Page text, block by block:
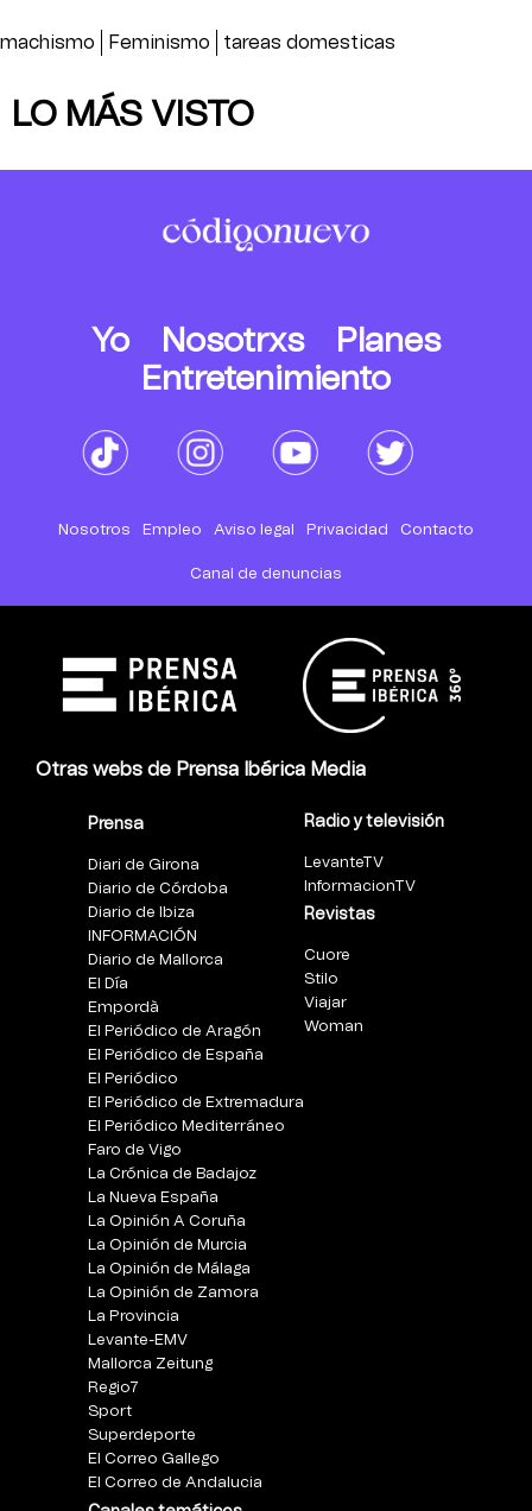
machismo Feminismo tareas domesticas
LO MÁS VISTO
Yo Nosotrxs
Planes
Entretenimiento
Nosotros Empleo Aviso legal Privacidad Contacto
Canal de denuncias
Otras webs de Prensa Ibérica Media
Prensa
Diari de Girona
Diario de Córdoba
Diario de Ibiza
INFORMACIÓN
Diario de Mallorca
El Día
Empordà
El Periódico de Aragón
El Periódico de España
El Periódico
El Periódico de Extremadura
El Periódico Mediterráneo
Faro de Vigo
La Crónica de Badajoz
La Nueva España
La Opinión A Coruña
La Opinión de Murcia
La Opinión de Málaga
La Opinión de Zamora
La Provincia
Levante-EMV
Mallorca Zeitung
Regio7
Sport
Superdeporte
El Correo Gallego
El Correo de Andalucia
Radio y televisión
LevanteTV
InformacionTV
Revistas
Cuore
Stilo
Viajar
Woman